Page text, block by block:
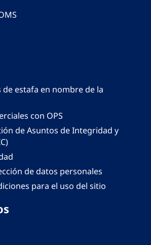
estafa en nombre de la
con OPS
de Asuntos de Integridad y
de datos personales
para el uso del sitio